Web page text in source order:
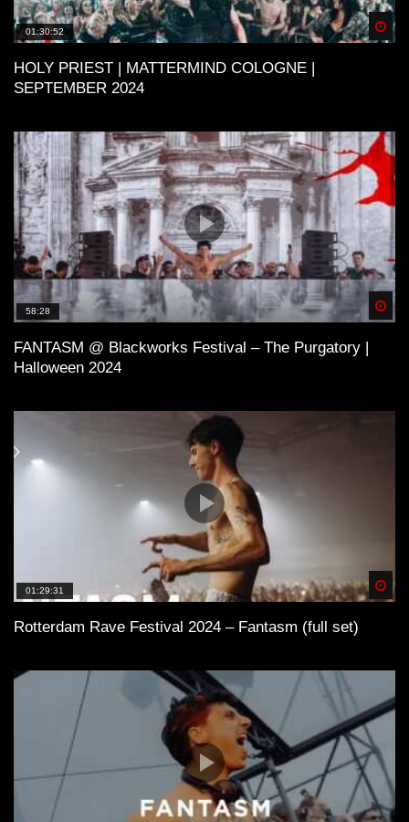
01:30:52
HOLY PRIEST | MATTERMIND COLOGNE |
SEPTEMBER 2024
58:28
FANTASM @ Blackworks Festival – The Purgatory |
Halloween 2024
01:29:31
Rotterdam Rave Festival 2024 – Fantasm (full set)